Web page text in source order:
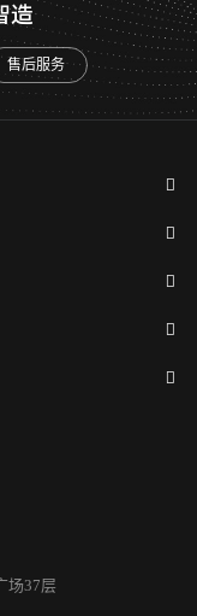
造
售后服务
场37层